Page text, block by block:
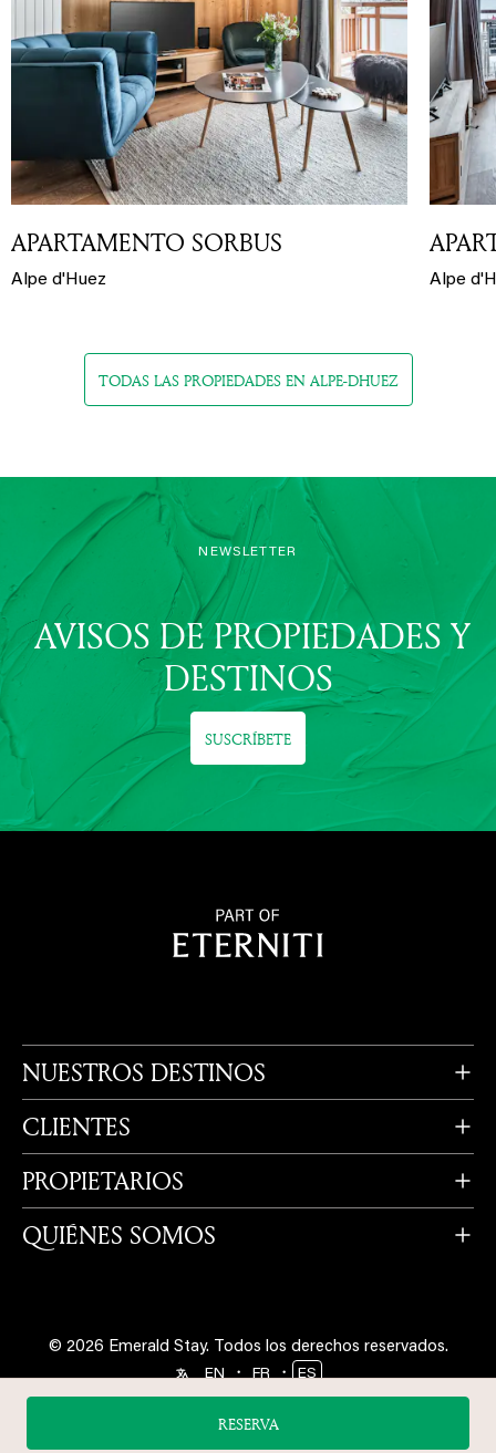
RESERVA
APARTAMENTO SORBUS
Alpe d'Huez Alpe
TODAS LAS PROPIEDADES EN ALPE-DHUEZ
NEWSLETTER
AVISOS DE PROPIEDADES Y
DESTINOS
SUSCRÍBETE
NUESTROS DESTINOS
CLIENTES
PROPIETARIOS
QUIÉNES SOMOS
© 2026 Emerald Stay. Todos los derechos reservados.
EN ・ FR ・ ES
Síganos en